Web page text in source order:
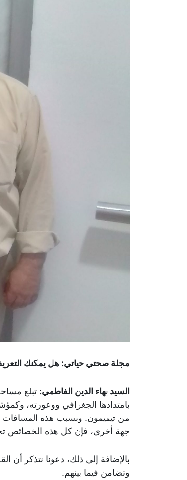
مجلة صحتي حياتي: هل يمكنك
السيد بهاء الدين الفاطمي:
من تيميمون. وبسبب هذه المسافات
جهة أخرى، فإن كل هذه الخصائص
وتضامن فيما بينهم.